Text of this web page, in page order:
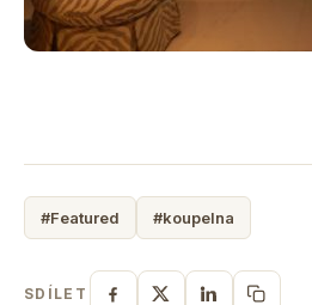
#Featured #koupelna
SDÍLET